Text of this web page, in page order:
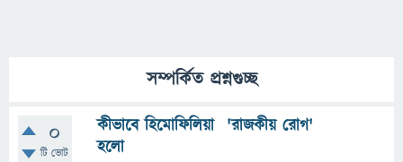
সম্পর্কিত প্রশ্নগুচ্ছ
0
টি ভোট
কীভাবে হিমোফিলিয়া 'রাজকীয় রোগ'
হলো